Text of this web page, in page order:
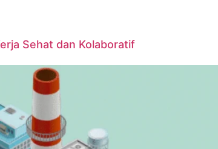
Sehat dan Kolaboratif